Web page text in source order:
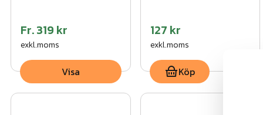
Fr.319 kr
exkl.moms
Visa
127 kr
exkl.moms
Köp